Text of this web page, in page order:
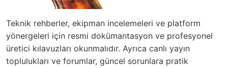
Teknik rehberler, ekipman incelemeleri ve platform
yönergeleri için resmi dokümantasyon ve profesyonel
üretici kılavuzları okunmalıdır. Ayrıca canlı yayın
toplulukları ve forumlar, güncel sorunlara pratik